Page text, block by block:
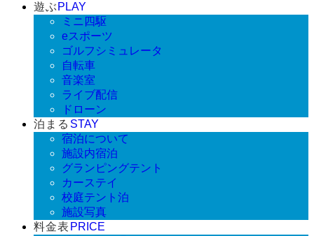
遊ぶ PLAY
ミニ四駆
eスポーツ
ゴルフシミュレータ
自転車
音楽室
ライブ配信
ドローン
泊まる STAY
宿泊について
施設内宿泊
グランピングテント
カーステイ
校庭テント泊
施設写真
料金表 PRICE